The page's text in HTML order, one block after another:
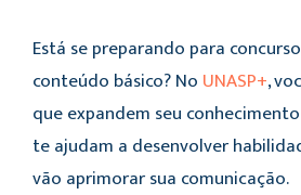
Está se preparando para
conteúdo básico? No UNASP+,
que expandem seu
te ajudam a desenvolver
vão aprimorar sua comunicação.